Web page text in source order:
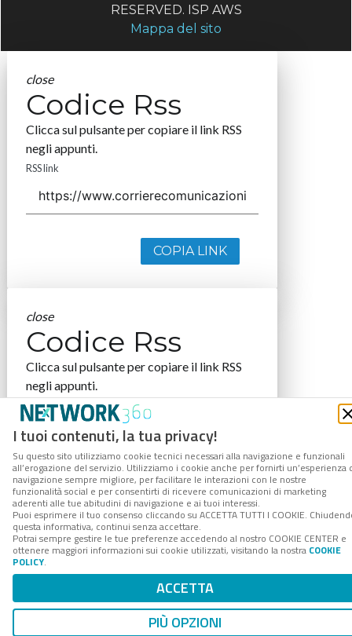
I tuoi contenuti, la tua privacy!
Su questo sito utilizziamo cookie tecnici necessari alla navigazione e funzionali
all’erogazione del servizio. Utilizziamo i cookie anche per fornirti un’esperienza
navigazione sempre migliore, per facilitare le interazioni con le nostre
funzionalità social e per consentirti di ricevere comunicazioni di marketing
aderenti alle tue abitudini di navigazione e ai tuoi interessi.
Puoi esprimere il tuo consenso cliccando su ACCETTA TUTTI I COOKIE.
questa informativa, continui senza accettare.
Potrai sempre gestire le tue preferenze accedendo al nostro COOKIE CENTER e
ottenere maggiori informazioni sui cookie utilizzati, visitando la nostra COOKIE
POLICY.
ACCETTA
PIÙ OPZIONI
RESERVED. ISP AWS
Mappa del sito
close
Codice Rss
Clicca sul pulsante per copiare il link RSS
negli appunti.
RSS link
COPIA LINK
close
Codice Rss
Clicca sul pulsante per copiare il link RSS
negli appunti.
RSS link
COPIA LINK